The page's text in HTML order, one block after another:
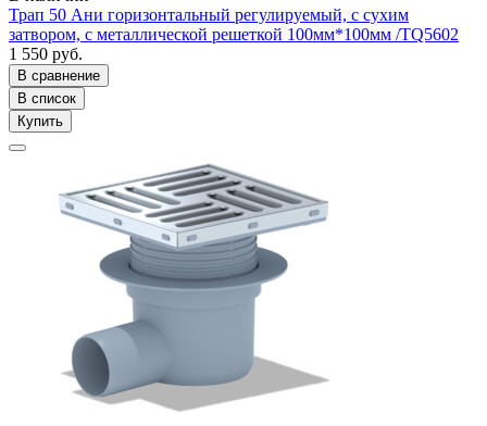
Трап 50 Ани горизонтальный регулируемый, с сухим
затвором, с металлической решеткой 100мм*100мм /ТQ5602
1 550 руб.
В сравнение
В список
Купить